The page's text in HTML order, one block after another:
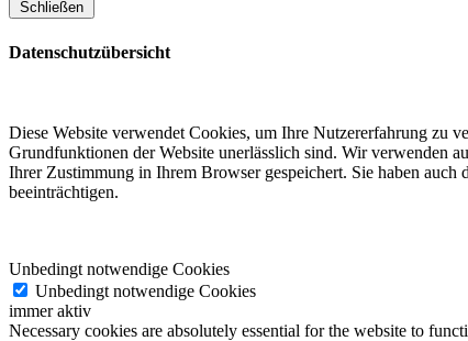
Schließen
Datenschutzübersicht
Diese Website verwendet Cookies, um Ihre Nutzererfahrung zu
Grundfunktionen der Website unerlässlich sind. Wir verwenden
Ihrer Zustimmung in Ihrem Browser gespeichert. Sie haben
beeinträchtigen.
Unbedingt notwendige Cookies
Unbedingt notwendige Cookies
immer aktiv
Necessary cookies are absolutely essential for the website to